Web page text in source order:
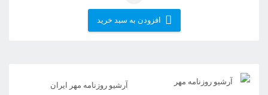
افزودن به سبد خرید
آرشیو روزنامه مهر ایران